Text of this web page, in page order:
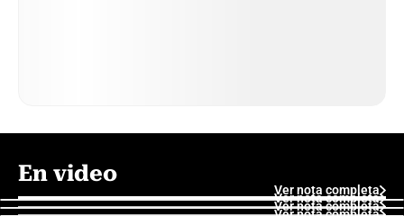
En video
Ver nota completa
Ver nota completa
Ver nota completa